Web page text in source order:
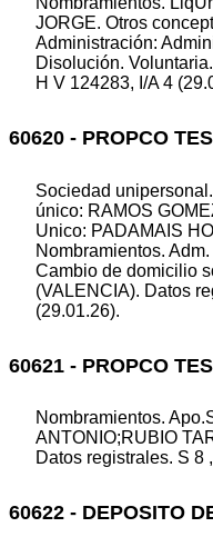
JORGE. Otros
Administración:
Disolución.
H V 124283, I/A 4
60620 - PROPCO
Sociedad
único: RAMOS
Unico: PADAMAIS
Nombramientos.
Cambio de domicilio
(VALENCIA). Datos
(29.01.26).
60621 - PROPCO
Nombramientos.
ANTONIO;RUBIO
Datos registrales. S 8
60622 - DEPOSITO